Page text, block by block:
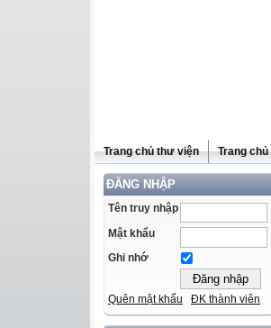
Trang chủ thư viện Trang chủ
ĐĂNG NHẬP
Tên truy nhập
Mật khẩu
Ghi nhớ
Quên mật khẩu ĐK thành viên